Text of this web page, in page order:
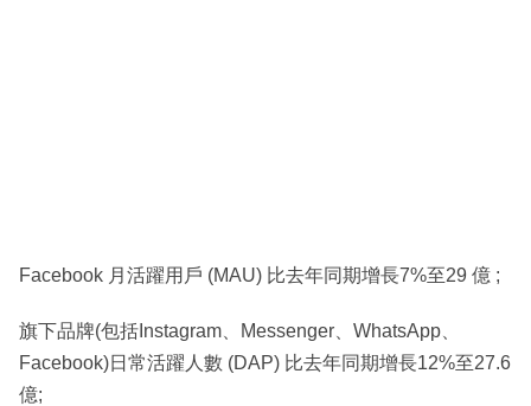
Facebook 月活躍用戶 (MAU) 比去年同期增長7%至29 億 ;
旗下品牌(包括Instagram、Messenger、WhatsApp、
Facebook)日常活躍人數 (DAP) 比去年同期增長12%至27.6
億;